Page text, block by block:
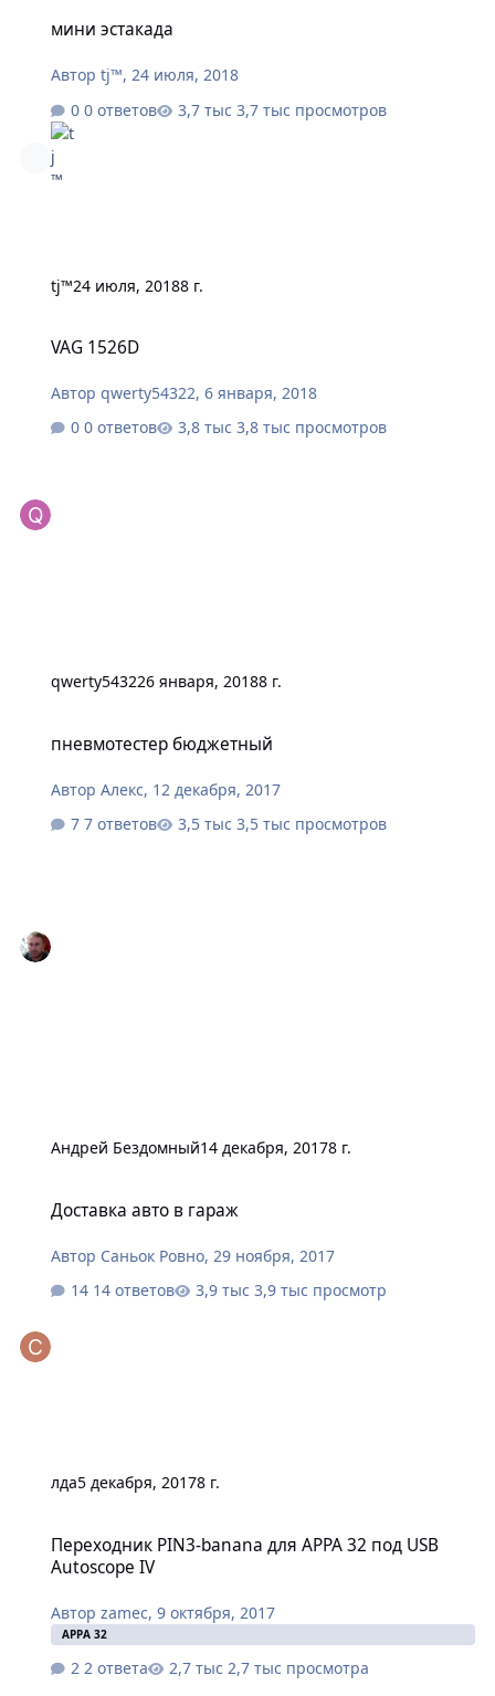
мини эстакада
Авторtj™,24 июля, 2018
0 ответов
3,7 тыс просмотров
tj™24 июля, 20188 г.
VAG 1526D
Авторqwerty54322,6 января, 2018
0 ответов
3,8 тыс просмотров
qwerty543226 января, 20188 г.
пневмотестер бюджетный
АвторАлекс, 12 декабря, 2017
7 ответов
3,5 тыс просмотров
Андрей Бездомный14 декабря, 20178 г.
Доставка авто в гараж
Автор Саньок Ровно, 29 ноября, 2017
14 ответов
3,9 тыс просмотр
лда5 декабря, 20178 г.
Переходник PIN3-banana для APPA 32 под USB
Autoscope IV
Авторzamec,9 октября, 2017
APPA 32
2 ответа 2,7 тыс просмотра